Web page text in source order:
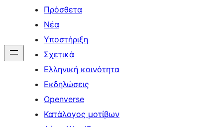
Πρόσθετα
Νέα
Υποστήριξη
Σχετικά
Ελληνική κοινότητα
Εκδηλώσεις
Openverse
Κατάλογος μοτίβων